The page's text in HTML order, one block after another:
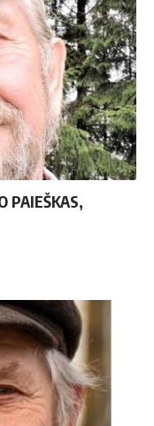
PAIEŠKAS,